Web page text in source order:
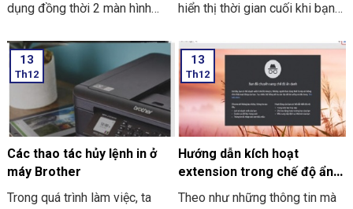
dụng đồng thời 2 màn hình
tối ưu và nhanh hơn. Nhưng
cách dùng để kết nối 2 màn
hình dễ dàng và hiệu quả như
thế nào? Nếu bạn chưa biết thì
cùng Thiên Sơn Computer tìm
hiểu nhé.
hiển thị thời gian cuối khi bạn
có thể ẩn thông tin này với các
thao tác đơn giản. Hãy cùng
THIÊN SƠN Computer tìm hiểu
cách làm sau nhé.
13
Th12
Các thao tác hủy lệnh in ở
máy Brother
Trong quá trình làm việc, ta
13
Th12
Hướng dẫn kích hoạt
extension trong chế độ ẩn
danh ở Google Chrome
Theo như những thông tin mà